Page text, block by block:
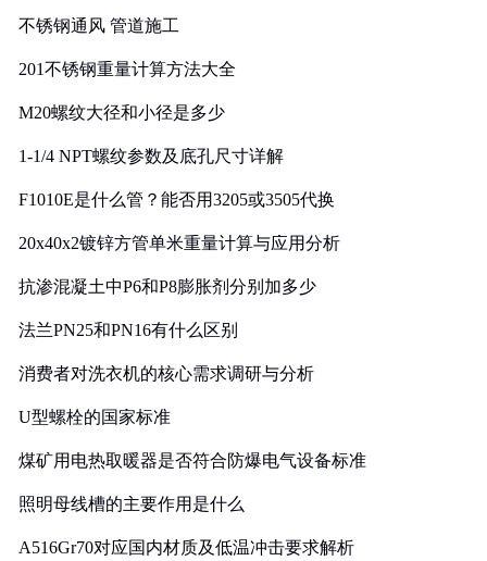
不锈钢通风 管道施工
201不锈钢重量计算方法大全
M20螺纹大径和小径是多少
1-1/4 NPT螺纹参数及底孔尺寸详解
F1010E是什么管？能否用3205或3505代换
20x40x2镀锌方管单米重量计算与应用分析
抗渗混凝土中P6和P8膨胀剂分别加多少
法兰PN25和PN16有什么区别
消费者对洗衣机的核心需求调研与分析
U型螺栓的国家标准
煤矿用电热取暖器是否符合防爆电气设备标准
照明母线槽的主要作用是什么
A516Gr70对应国内材质及低温冲击要求解析